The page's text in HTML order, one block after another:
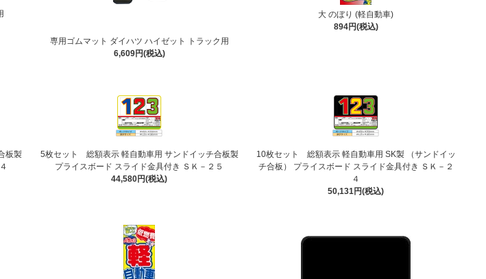
専用ゴムマット ダイハツ ハイゼット トラック用
6,609円(税込)
大 のぼり (軽自動車)
894円(税込)
板製
5枚セット 総額表示 軽自動車用 サンドイッチ合板製
プライスボード スライド金具付き ＳＫ－２５
44,580円(税込)
10枚セット 総額表示 軽自動車用 SK製 （サンドイッ
チ合板） プライスボード スライド金具付き ＳＫ－２
４
50,131円(税込)